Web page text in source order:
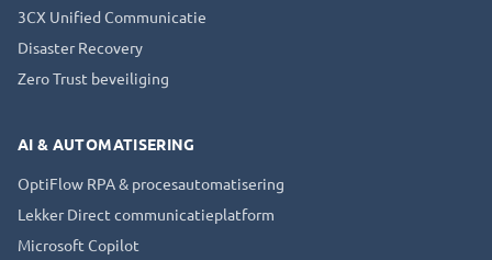
3CX Unified Communicatie
Disaster Recovery
Zero Trust beveiliging
AI & AUTOMATISERING
OptiFlow RPA & procesautomatisering
Lekker Direct communicatieplatform
Microsoft Copilot